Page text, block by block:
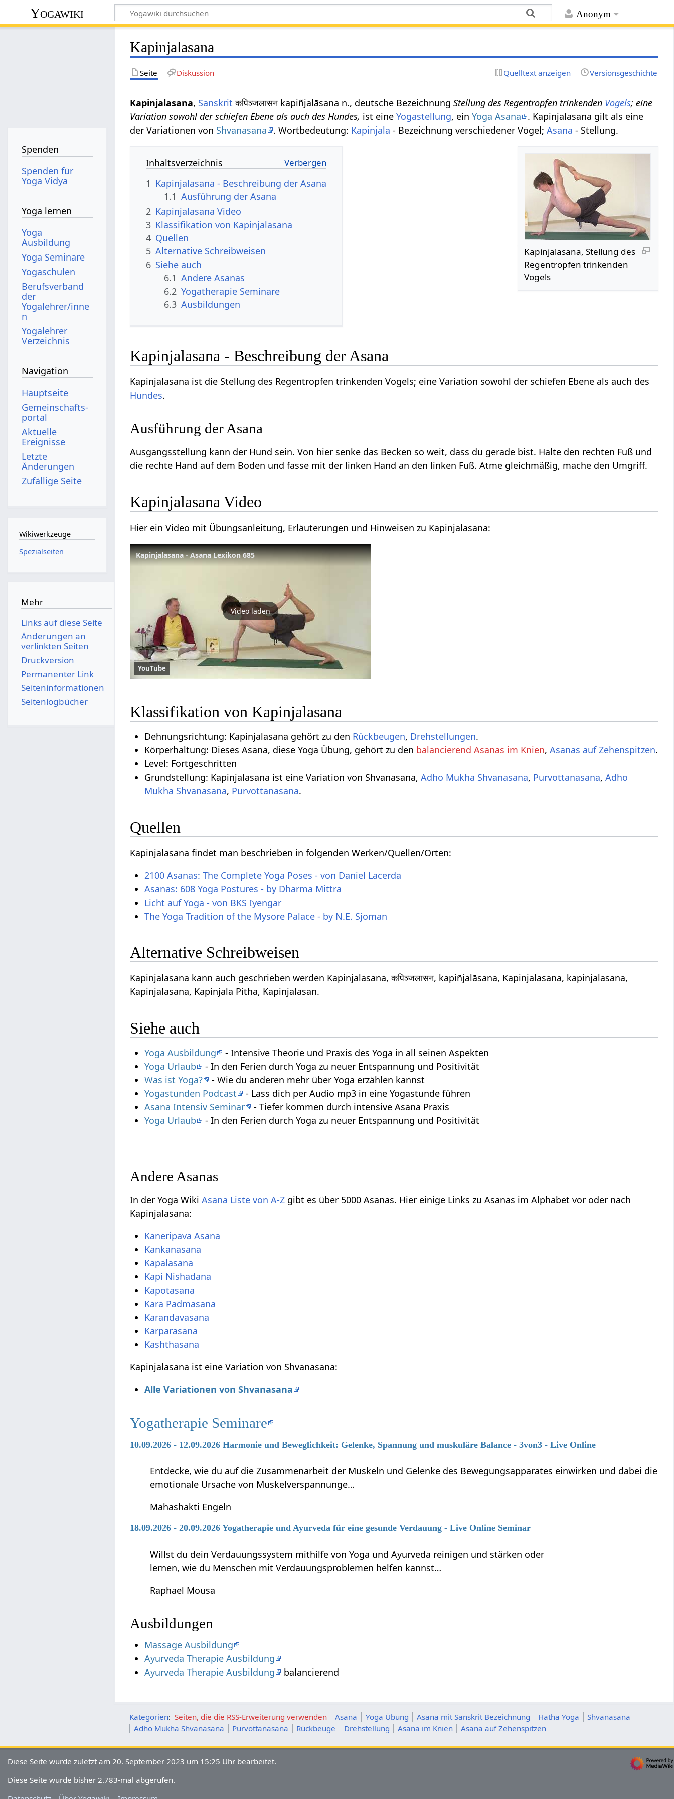
Anonym
Yogawiki
Kapinjalasana
Seite Diskussion Quelltext anzeigen Versionsgeschichte
Kapinjalasana, Sanskrit कपिञ्जलासन kapiñjalāsana n., deutsche BezeichnungStellung des Regentropfen trinkenden Vogels; eine
Variation sowohl der schiefen Ebene als auch des Hundes, ist eineYogastellung, einYoga Asana
. Kapinjalasana gilt als eine
der Variationen von Shvanasana . Wortbedeutung: Kapinjala - Bezeichnung verschiedener Vögel;Asana - Stellung.
Kapinjalasana, Stellung des
Regentropfen trinkenden
Vogels
Inhaltsverzeichnis
1 Kapinjalasana - Beschreibung der Asana
1.1 Ausführung der Asana
2 Kapinjalasana Video
3 Klassifikation von Kapinjalasana
4 Quellen
5 Alternative Schreibweisen
6 Siehe auch
6.1 Andere Asanas
6.2 Yogatherapie Seminare
6.3 Ausbildungen
Kapinjalasana - Beschreibung der Asana
Kapinjalasana ist die Stellung des Regentropfen trinkenden Vogels; eine Variation sowohl der schiefen Ebene als auch des
Hundes.
Ausführung der Asana
Ausgangsstellung kann der Hund sein. Von hier senke das Becken so weit, dass du gerade bist. Halte den rechten Fuß und
die rechte Hand auf dem Boden und fasse mit der linken Hand an den linken Fuß. Atme gleichmäßig, mache den Umgriff.
Kapinjalasana Video
Hier ein Video mit Übungsanleitung, Erläuterungen und Hinweisen zu Kapinjalasana:
Kapinjalasana - Asana Lexikon 685
Video laden
YouTube
Klassifikation von Kapinjalasana
Dehnungsrichtung: Kapinjalasana gehört zu den Rückbeugen, Drehstellungen.
Körperhaltung: Dieses Asana, diese Yoga Übung, gehört zu den balancierend Asanas im Knien,Asanas auf Zehenspitzen.
Level: Fortgeschritten
Grundstellung: Kapinjalasana ist eine Variation von Shvanasana,Adho Mukha Shvanasana, Purvottanasana,Adho
Mukha Shvanasana, Purvottanasana.
Quellen
Kapinjalasana findet man beschrieben in folgenden Werken/Quellen/Orten:
2100 Asanas: The Complete Yoga Poses - von Daniel Lacerda
Asanas: 608 Yoga Postures - by Dharma Mittra
Licht auf Yoga - von BKS Iyengar
The Yoga Tradition of the Mysore Palace - by N.E. Sjoman
Alternative Schreibweisen
Kapinjalasana kann auch geschrieben werden Kapinjalasana, कपिञ्जलासन, kapiñjalāsana, Kapinjalasana, kapinjalasana,
Kapinjalasana, Kapinjala Pitha, Kapinjalasan.
Siehe auch
Yoga Ausbildung
- Intensive Theorie und Praxis des Yoga in all seinen Aspekten
Yoga Urlaub
- In den Ferien durch Yoga zu neuer Entspannung und Positivität
Was ist Yoga?
- Wie du anderen mehr über Yoga erzählen kannst
Yogastunden Podcast
- Lass dich per Audio mp3 in eine Yogastunde führen
Asana Intensiv Seminar
- Tiefer kommen durch intensive Asana Praxis
Yoga Urlaub
- In den Ferien durch Yoga zu neuer Entspannung und Positivität
Andere Asanas
In der Yoga WikiAsana Liste von A-Z gibt es über 5000 Asanas. Hier einige Links zu Asanas im Alphabet vor oder nach
Kapinjalasana:
Kaneripava Asana
Kankanasana
Kapalasana
Kapi Nishadana
Kapotasana
Kara Padmasana
Karandavasana
Karparasana
Kashthasana
Kapinjalasana ist eine Variation von Shvanasana:
Alle Variationen von Shvanasana
Yogatherapie Seminare
10.09.2026 - 12.09.2026 Harmonie und Beweglichkeit: Gelenke, Spannung und muskuläre Balance - 3von3 - Live Online
Entdecke, wie du auf die Zusammenarbeit der Muskeln und Gelenke des Bewegungsapparates einwirken und dabei die
emotionale Ursache von Muskelverspannunge…
Mahashakti Engeln
18.09.2026 - 20.09.2026 Yogatherapie und Ayurveda für eine gesunde Verdauung - Live Online Seminar
Willst du dein Verdauungssystem mithilfe von Yoga und Ayurveda reinigen und stärken oder
lernen, wie du Menschen mit Verdauungsproblemen helfen kannst…
Raphael Mousa
Ausbildungen
Massage Ausbildung
Ayurveda Therapie Ausbildung
Ayurveda Therapie Ausbildung
balancierend
Kategorien: Seiten, die die RSS-Erweiterung verwenden Asana Yoga Übung Asana mit Sanskrit Bezeichnung Hatha Yoga
Shvanasana
Adho Mukha Shvanasana
Purvottanasana Rückbeuge Drehstellung Asana im Knien Asana auf Zehenspitzen
Spenden
Spenden für
Yoga Vidya
Yoga lernen
Yoga
Ausbildung
Yoga Seminare
Yogaschulen
Berufsverband
der
Yogalehrer/inne
n
Yogalehrer
Verzeichnis
Navigation
Hauptseite
Gemeinschafts­
portal
Aktuelle
Ereignisse
Letzte
Änderungen
Zufällige Seite
Wikiwerkzeuge
Spezialseiten
Mehr
Links auf diese Seite
Änderungen an
verlinkten Seiten
Druckversion
Permanenter Link
Seiten­­informationen
Seitenlogbücher
Diese Seite wurde zuletzt am 20. September 2023 um 15:25 Uhr bearbeitet.
Diese Seite wurde bisher 2.783-mal abgerufen.